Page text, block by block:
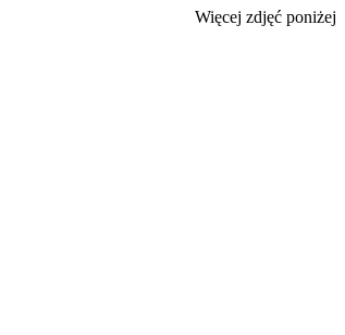
Więcej zdjęć poniżej